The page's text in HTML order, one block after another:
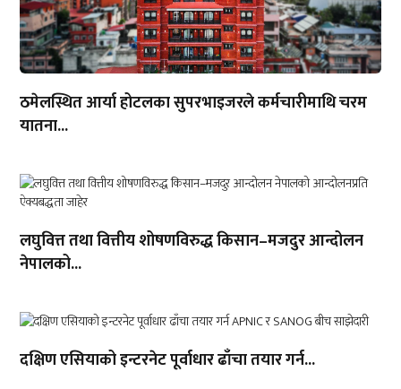
ठमेलस्थित आर्या होटलका सुपरभाइजरले कर्मचारीमाथि चरम
यातना...
लघुवित्त तथा वित्तीय शोषणविरुद्ध किसान–मजदुर आन्दोलन
नेपालको...
दक्षिण एसियाको इन्टरनेट पूर्वाधार ढाँचा तयार गर्न...